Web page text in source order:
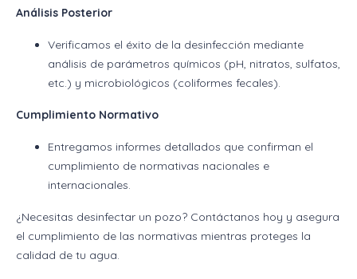
Análisis Posterior
Verificamos el éxito de la desinfección mediante
análisis de parámetros químicos (pH, nitratos, sulfatos,
etc.) y microbiológicos (coliformes fecales).
Cumplimiento Normativo
Entregamos informes detallados que confirman el
cumplimiento de normativas nacionales e
internacionales.
¿Necesitas desinfectar un pozo? Contáctanos hoy y asegura
el cumplimiento de las normativas mientras proteges la
calidad de tu agua.